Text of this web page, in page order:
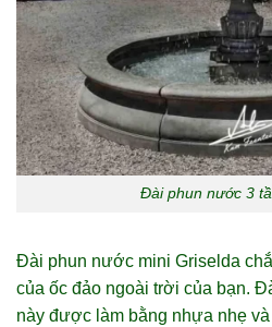
Đài phun nước 3
Đài phun nước mini Griselda
của ốc đảo ngoài trời của bạn.
này được làm bằng nhựa nhẹ